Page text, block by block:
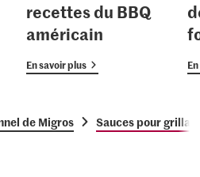
recettes du BBQ
américain
En savoir plus
de Migros Sauces pour